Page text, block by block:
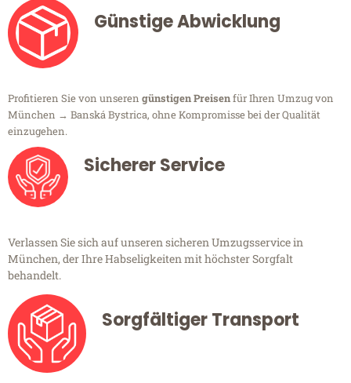
Günstige Abwicklung
Profitieren Sie von unseren günstigen Preisenfür Ihren Umzug von
München → Banská Bystrica, ohne Kompromisse bei der Qualität
einzugehen.
Sicherer Service
Verlassen Sie sich auf unseren sicheren Umzugsservice in
München, der Ihre Habseligkeiten mit höchster Sorgfalt
behandelt.
Sorgfältiger Transport